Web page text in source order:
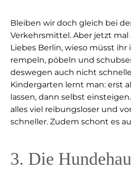
Bleiben wir doch gleich bei
Verkehrsmittel. Aber jetzt mal
Liebes Berlin, wieso müsst
rempeln, pöbeln und
deswegen auch nicht
Kindergarten lernt man: erst
lassen, dann selbst
alles viel reibungsloser und
schneller. Zudem schont es
3. Die